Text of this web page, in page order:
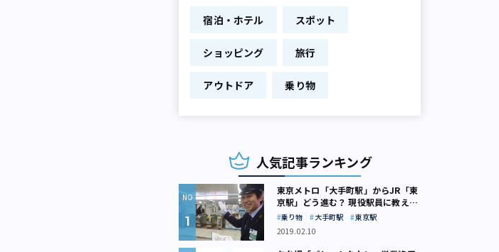
宿泊・ホテル スポット
ショッピング 旅行
アウトドア 乗り物
人気記事ランキング
東京メトロ「大手町駅」からJR「東
京駅」どう進む？ 現役駅員に教えて
もらいました
乗り物 大手町駅
東京駅
2019.02.10